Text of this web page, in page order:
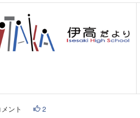
ント 2